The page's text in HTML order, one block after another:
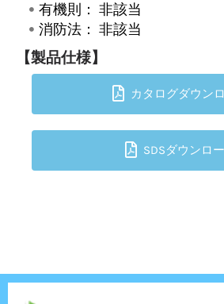
有機則： 非該当
消防法： 非該当
【製品仕様】
カタログダウン
SDSダウンロ